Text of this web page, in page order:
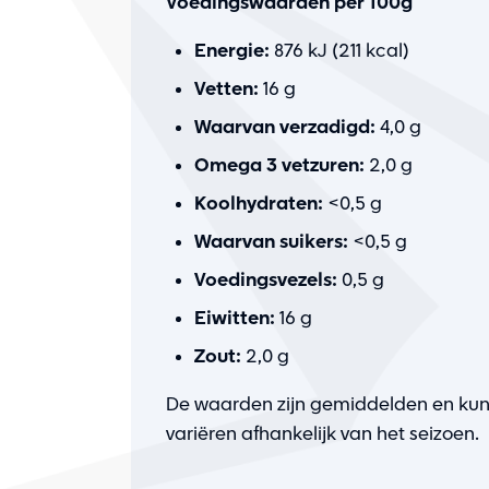
Energie: 876 kJ (211 kcal)
Vetten: 16 g
Waarvan verzadigd: 4,0 g
Omega 3 vetzuren: 2,0 g
Koolhydraten: <0,5 g
Waarvan suikers: <0,5 g
Voedingsvezels: 0,5 g
Eiwitten: 16 g
Zout: 2,0 g
De waarden zijn gemiddelden en
variëren afhankelijk van het seizoen.